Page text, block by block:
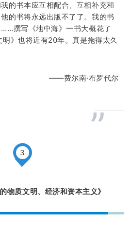
的书本应互相配合、互相补充和
的书将永远出版不了了。我的书
撰写《地中海》一书大概花了
》也将近有20年。真是拖得太久
——费尔南·布罗代尔
”
3
物质文明、经济和资本主义》